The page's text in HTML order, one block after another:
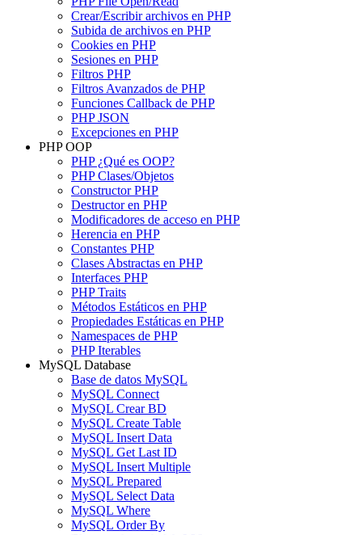
Crear/Escribir archivos en PHP
Subida de archivos en PHP
Cookies en PHP
Sesiones en PHP
Filtros PHP
Filtros Avanzados de PHP
Funciones Callback de PHP
PHP JSON
Excepciones en PHP
PHP OOP
PHP ¿Qué es OOP?
PHP Clases/Objetos
Constructor PHP
Destructor en PHP
Modificadores de acceso en PHP
Herencia en PHP
Constantes PHP
Clases Abstractas en PHP
Interfaces PHP
PHP Traits
Métodos Estáticos en PHP
Propiedades Estáticas en PHP
Namespaces de PHP
PHP Iterables
MySQL Database
Base de datos MySQL
MySQL Connect
MySQL Crear BD
MySQL Create Table
MySQL Insert Data
MySQL Get Last ID
MySQL Insert Multiple
MySQL Prepared
MySQL Select Data
MySQL Where
MySQL Order By